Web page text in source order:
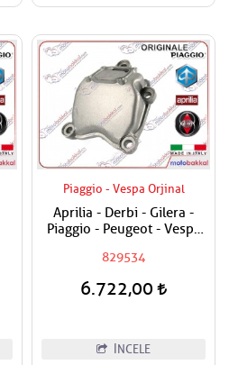
Piaggio - Vespa Orjinal
Aprilia - Derbi - Gilera -
Piaggio - Peugeot - Vespa
Kapağı / Silindir En Üst
829534
6.722,00
İNCELE